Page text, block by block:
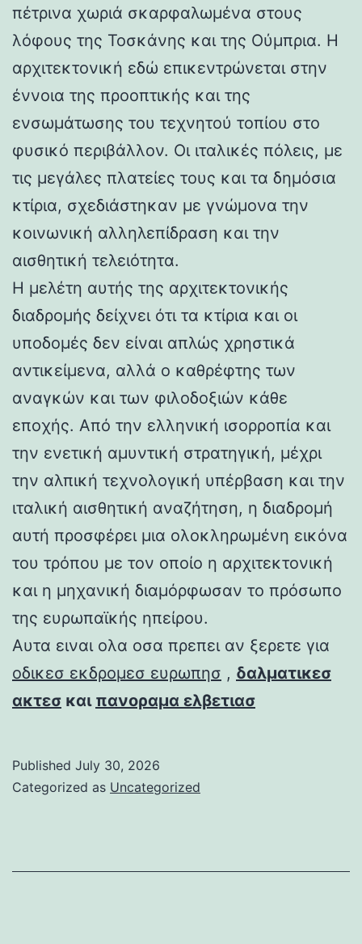
πέτρινα χωριά σκαρφαλωμένα στους
λόφους της Τοσκάνης και της Ούμπρια. Η
αρχιτεκτονική εδώ επικεντρώνεται στην
έννοια της προοπτικής και της
ενσωμάτωσης του τεχνητού τοπίου στο
φυσικό περιβάλλον. Οι ιταλικές πόλεις, με
τις μεγάλες πλατείες τους και τα δημόσια
κτίρια, σχεδιάστηκαν με γνώμονα την
κοινωνική αλληλεπίδραση και την
αισθητική τελειότητα.
Η μελέτη αυτής της αρχιτεκτονικής
διαδρομής δείχνει ότι τα κτίρια και οι
υποδομές δεν είναι απλώς χρηστικά
αντικείμενα, αλλά ο καθρέφτης των
αναγκών και των φιλοδοξιών κάθε
εποχής. Από την ελληνική ισορροπία και
την ενετική αμυντική στρατηγική, μέχρι
την αλπική τεχνολογική υπέρβαση και την
ιταλική αισθητική αναζήτηση, η διαδρομή
αυτή προσφέρει μια ολοκληρωμένη εικόνα
του τρόπου με τον οποίο η αρχιτεκτονική
και η μηχανική διαμόρφωσαν το πρόσωπο
της ευρωπαϊκής ηπείρου.
Αυτα ειναι ολα οσα πρεπει αν ξερετε για
οδικεσ εκδρομεσ ευρωπησ , δαλματικεσ
ακτεσ και πανοραμα ελβετιασ
Published July 30, 2026
Categorized as Uncategorized